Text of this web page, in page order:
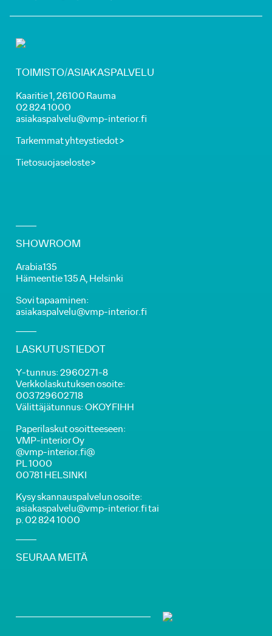
TOIMISTO/ASIAKASPALVELU
Kaaritie 1, 26100 Rauma
02 824 1000
asiakaspalvelu@vmp-interior.fi
Tarkemmat yhteystiedot >
Tietosuojaseloste >
SHOWROOM
Arabia135
Hämeentie 135 A, Helsinki
Sovi tapaaminen:
asiakaspalvelu@vmp-interior.fi
LASKUTUSTIEDOT
Y-tunnus: 2960271-8
Verkkolaskutuksen osoite:
003729602718
Välittäjätunnus: OKOYFIHH
Paperilaskut osoitteeseen:
VMP-interior Oy
@vmp-interior.fi@
PL 1000
00781 HELSINKI
Kysy skannauspalvelun osoite:
asiakaspalvelu@vmp-interior.fi tai
p. 02 824 1000
SEURAA MEITÄ